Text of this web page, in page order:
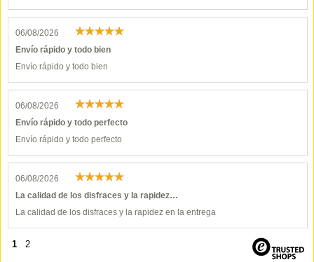
06/08/2026
Envío rápido y todo bien
Envío rápido y todo bien
06/08/2026
Envío rápido y todo perfecto
Envío rápido y todo perfecto
06/08/2026
La calidad de los disfraces y la rapidez…
La calidad de los disfraces y la rapidez en la entrega
1 2